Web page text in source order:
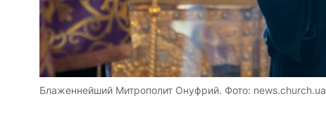
Блаженнейший Митрополит Онуфрий. Фото: news.church.ua